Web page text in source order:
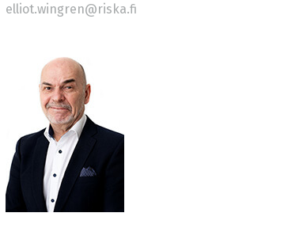
elliot.wingren@riska.fi